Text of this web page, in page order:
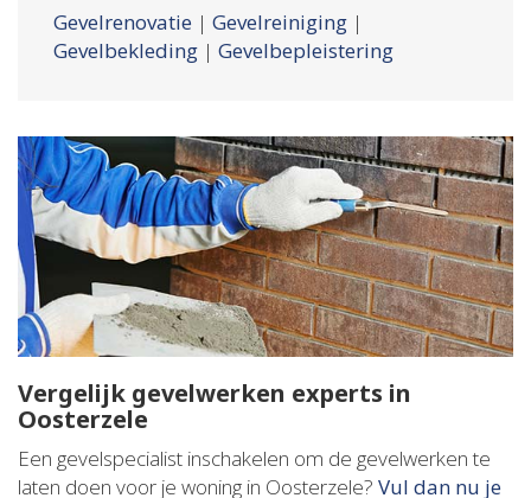
Gevelrenovatie | Gevelreiniging |
Gevelbekleding | Gevelbepleistering
Vergelijk gevelwerken experts in
Oosterzele
Een gevelspecialist inschakelen om de gevelwerken te
laten doen voor je woning in Oosterzele? Vul dan nu je